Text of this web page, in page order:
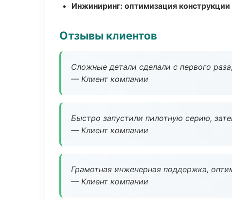
Инжиниринг: оптимизация конструкции
Отзывы клиентов
Сложные детали сделали с первого
— Клиент компании
Быстро запустили пилотную серию,
— Клиент компании
Грамотная инженерная поддержка,
— Клиент компании